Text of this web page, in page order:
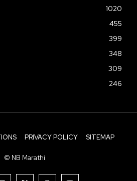
1020
455
399
348
309
246
PRIVACY POLICY SITEMAP
© NB Marathi